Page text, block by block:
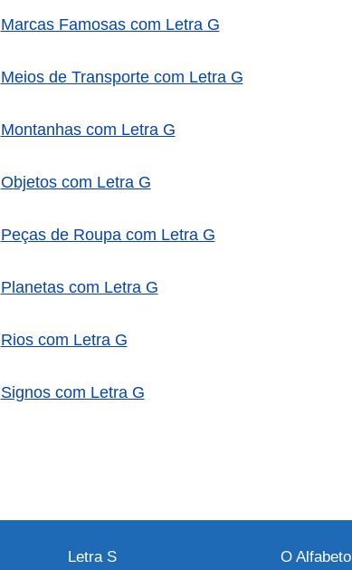
Marcas Famosas com Letra G
Meios de Transporte com Letra G
Montanhas com Letra G
Objetos com Letra G
Peças de Roupa com Letra G
Planetas com Letra G
Rios com Letra G
Signos com Letra G
Letra S O Alfabeto